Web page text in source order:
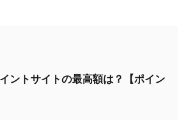
ントサイトの最高額は？【ポイン